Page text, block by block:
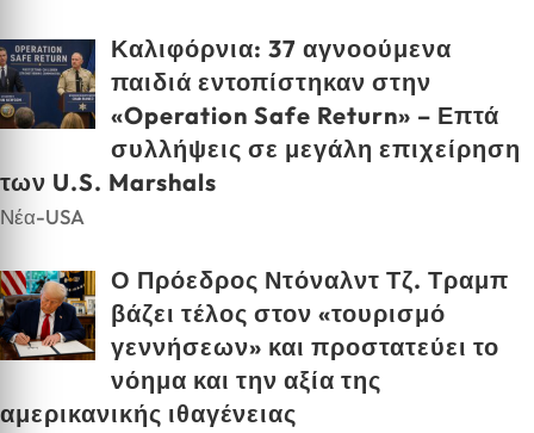
Καλιφόρνια: 37 αγνοούμενα
παιδιά εντοπίστηκαν στην
«Operation Safe Return» – Επτά
συλλήψεις σε μεγάλη επιχείρηση
των U.S. Marshals
Νέα-USA
Ο Πρόεδρος Ντόναλντ Τζ. Τραμπ
βάζει τέλος στον «τουρισμό
γεννήσεων» και προστατεύει το
νόημα και την αξία της
αμερικανικής ιθαγένειας